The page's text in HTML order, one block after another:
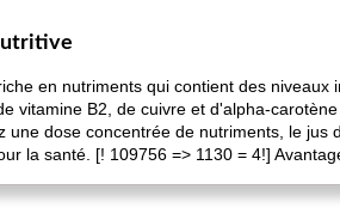
en nutriments qui contient des
vitamine B2, de cuivre et d'alpha-
une dose concentrée de nutriments, le
la santé. [! 109756 => 1130 = 4!]